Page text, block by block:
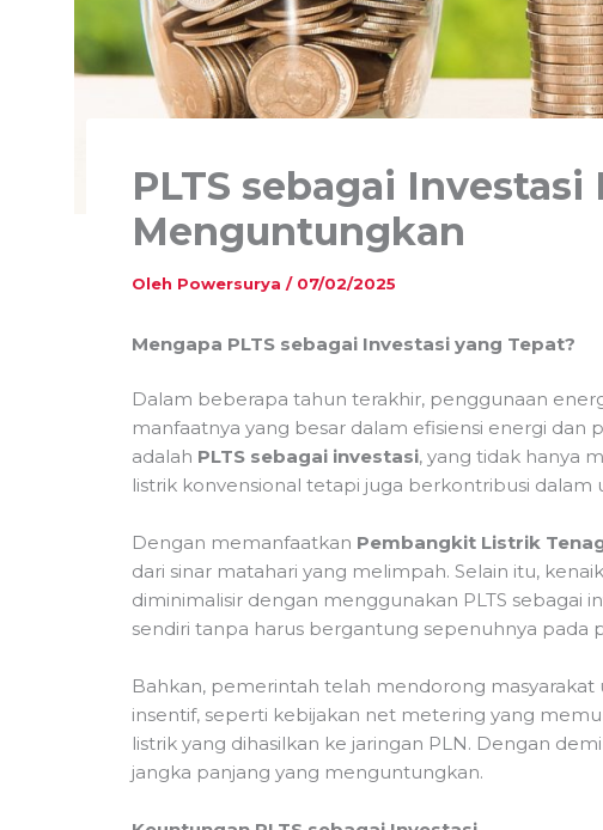
PLTS sebagai Investasi
Menguntungkan
Oleh Powersurya / 07/02/2025
Mengapa PLTS sebagai Investasi yang Tepat?
Dalam beberapa tahun terakhir, penggunaan
manfaatnya yang besar dalam efisiensi energi dan
adalah PLTS sebagai investasi, yang tidak hanya
listrik konvensional tetapi juga berkontribusi dalam
Dengan memanfaatkan Pembangkit Listrik
dari sinar matahari yang melimpah. Selain itu,
diminimalisir dengan menggunakan PLTS sebagai
sendiri tanpa harus bergantung sepenuhnya pada
Bahkan, pemerintah telah mendorong
insentif, seperti kebijakan net metering yang
listrik yang dihasilkan ke jaringan PLN. Dengan
jangka panjang yang menguntungkan.